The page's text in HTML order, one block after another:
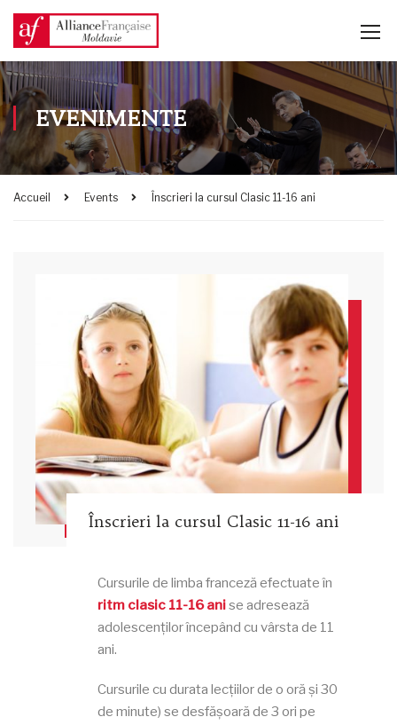
EVENIMENTE
Accueil Events Înscrieri la cursul Clasic 11-16 ani
Înscrieri la cursul Clasic 11-16 ani
Cursurile de limba franceză efectuate în
ritm clasic 11-16 anise adresează
adolescenților începând cu vârsta de 11
ani.
Cursurile cu durata lecțiilor de o oră și 30
de minute) se desfășoară de 3 ori pe